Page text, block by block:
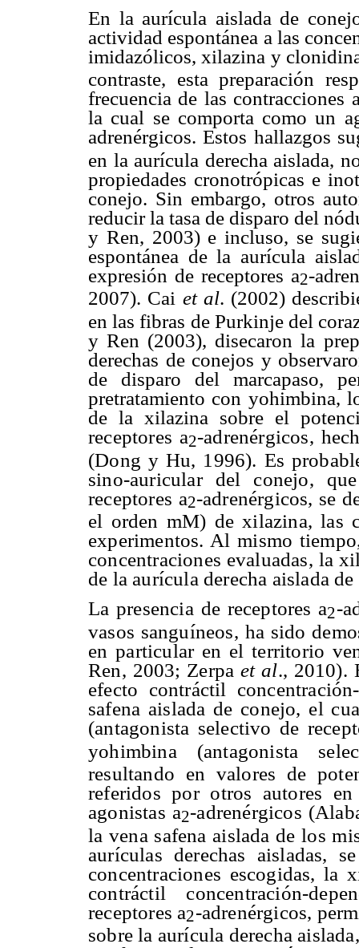
En la aurícula aislada de
actividad espontánea a las
imidazólicos, xilazina y
contraste, esta preparación
frecuencia de las contracciones
la cual se comporta como un
adrenérgicos. Estos hallazgos
en la aurícula derecha aislada,
propiedades cronotrópicas e
conejo. Sin embargo, otros
reducir la tasa de disparo del
y Ren, 2003) e incluso, se
espontánea de la aurícula
expresión de receptores a2-
2007). Cai et al. (2002)
en las fibras de Purkinje del
y Ren (2003), disecaron la
derechas de conejos y
de disparo del marcapaso,
pretratamiento con yohimbina,
de la xilazina sobre el pote
receptores a2-adrenérgicos,
(Dong y Hu, 1996). Es
sino-auricular del conejo,
receptores a2-adrenérgicos, se
el orden mM) de xilazina, las
experimentos. Al mismo
concentraciones evaluadas, la
de la aurícula derecha aislada
La presencia de receptores a2-
vasos sanguíneos, ha sido
en particular en el territorio
Ren, 2003; Zerpa et al., 2010).
efecto contráctil
safena aislada de conejo, el
(antagonista selectivo de
yohimbina (antagonista
resultando en valores de
referidos por otros autores
agonistas a2-adrenérgicos
la vena safena aislada de los
aurículas derechas aisladas,
concentraciones escogidas, la
contráctil concentración-
receptores a2-adrenérgicos,
sobre la aurícula derecha